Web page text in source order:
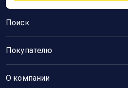
Поиск
Покупателю
О компании